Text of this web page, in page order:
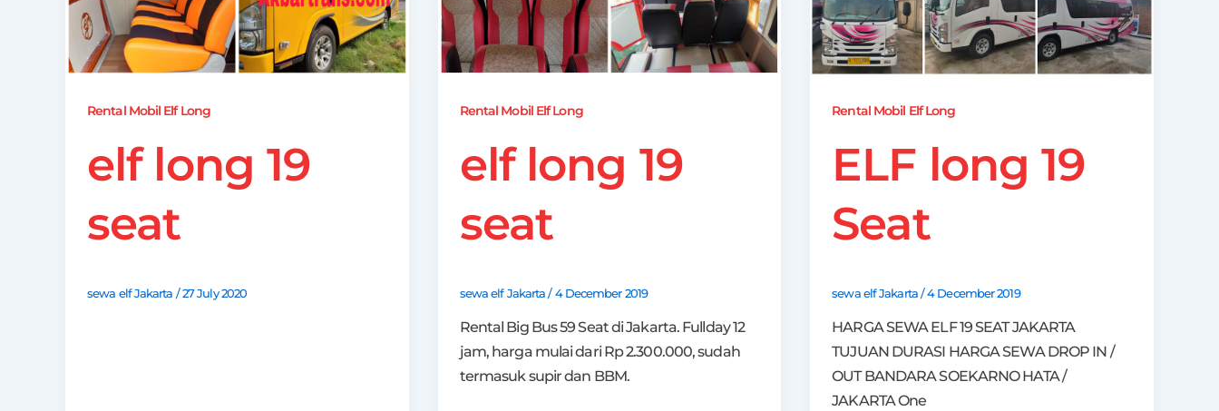
Rental Mobil Elf Long
elf long 19
seat
sewa elf Jakarta /27 July 2020
Rental Mobil Elf Long
elf long 19
seat
sewa elf Jakarta/4 December 2019
Rental Big Bus 59 Seat di Jakarta. Fullday 12
jam, harga mulai dari Rp 2.300.000, sudah
termasuk supir dan BBM.
Rental Mobil Elf Long
ELF long 19
Seat
sewa elf Jakarta/4 December 2019
HARGA SEWA ELF 19 SEAT JAKARTA
TUJUAN DURASI HARGA SEWA DROP IN /
OUT BANDARA SOEKARNO HATA /
JAKARTA One